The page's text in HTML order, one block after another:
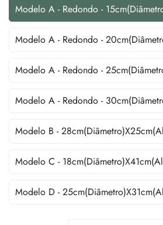
Modelo A - Redondo -
Variante
Esgotada
Ou
Indisponível
Modelo A - Redondo -
Variante
Ou
Indisponível
Modelo A - Redondo -
Variante
Ou
Indisponível
Modelo A - Redondo -
Variante
Ou
Indisponível
Modelo B -
Variante
Ou
Indisponível
Modelo C -
Variante
Ou
Indisponível
Modelo D -
Variante